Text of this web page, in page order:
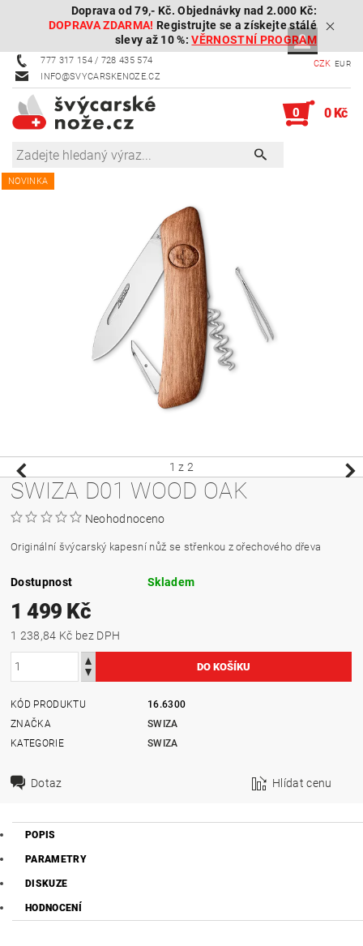
Doprava od 79,- Kč. Objednávky nad 2.000 Kč:
DOPRAVA ZDARMA! Registrujte se a získejte stálé
slevy až 10 %:VĚRNOSTNÍ PROGRAM
777 317 154 / 728 435 574
INFO@SVYCARSKENOZE.CZ
CZK EUR
0 0 Kč
NOVINKA
1 z 2
SWIZA D01 WOOD OAK
Neohodnoceno
Originální švýcarský kapesní nůž se střenkou z ořechového dřeva
Dostupnost Skladem
1 499 Kč
1 238,84 Kč bez DPH
KÓD PRODUKTU
16.6300
ZNAČKA
SWIZA
KATEGORIE
SWIZA
Dotaz Hlídat cenu
POPIS
PARAMETRY
DISKUZE
HODNOCENÍ